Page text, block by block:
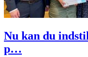
Nu kan du
p…